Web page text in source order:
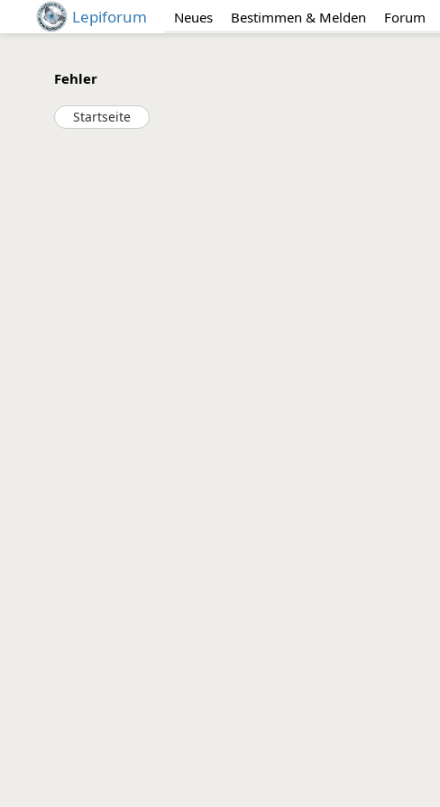
Lepiforum Neues Bestimmen & Melden Forum
Fehler
Startseite